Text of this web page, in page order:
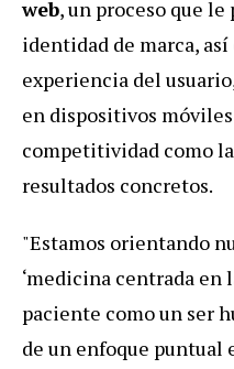
web, un proceso que
identidad de marca,
experiencia del
en dispositivos
competitividad como
resultados concretos.
"Estamos orientando
‘medicina centrada en
paciente como un ser
de un enfoque puntual